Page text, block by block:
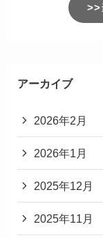
>>
アーカイブ
2026年2月
2026年1月
2025年12月
2025年11月